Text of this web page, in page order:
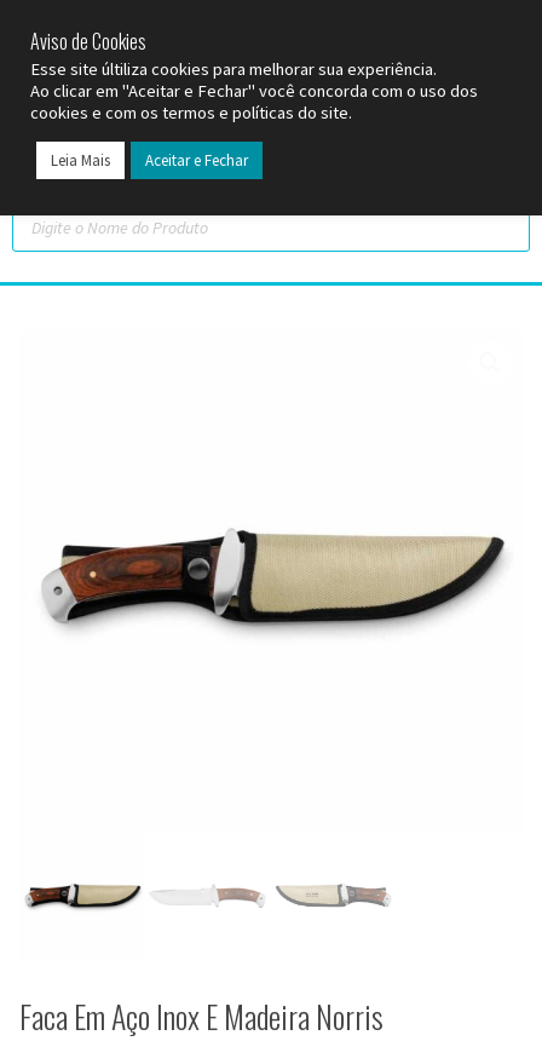
Faca Em Aço Inox E Madeira Norris
Aviso de Cookies
Esse site últiliza cookies para melhorar sua experiência.
Ao clicar em "Aceitar e Fechar" você concorda com o uso dos
cookies e com os termos e políticas do site.
Leia Mais Aceitar e Fechar